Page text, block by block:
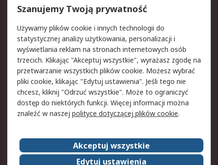
Reklamacje i zwroty
Rejestracja
Aspekty prawne
Bezpieczeństwo e-
maila
Polityka dotycząca
plików cookie
Polityka prywatności
Użytkowanie witryny
Zastrzeżenia prawne
Warunki Sprzedaży
Kontakt
O firmie RS
RS na świecie
Szanujemy Twoją prywatność
Używamy plików cookie i innych technologii do
statystycznej analizy użytkowania, personalizacji i
wyświetlania reklam na stronach internetowych osób
trzecich. Klikając "Akceptuj wszystkie", wyrażasz zgodę na
przetwarzanie wszystkich plików cookie. Możesz wybrać
pliki cookie, klikając "Edytuj ustawienia". Jeśli tego nie
chcesz, kliknij "Odrzuć wszystkie". Może to ograniczyć
dostęp do niektórych funkcji. Więcej informacji można
znaleźć w naszej polityce dotyczącej plików cookie.
Akceptuj wszystkie
Edytuj ustawienia